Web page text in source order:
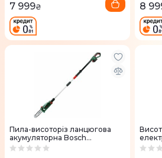
7 999₴ 8
Пила-висоторiз ланцюгова
акумуляторна Bosch
UniversalChainPole 18В